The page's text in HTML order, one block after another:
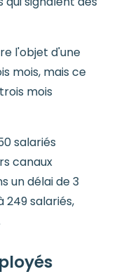
l'objet d'une
mois, mais ce
mois
salariés
canaux
un délai de 3
249 salariés,